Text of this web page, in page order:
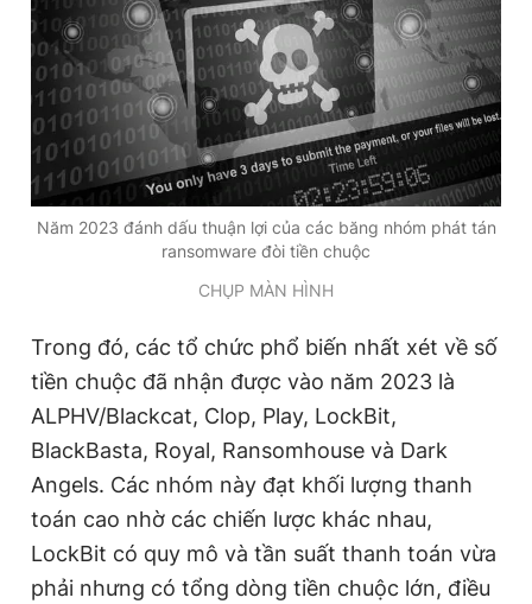
Năm 2023 đánh dấu thuận lợi của các băng nhóm phát tán
ransomware đòi tiền chuộc
CHỤP MÀN HÌNH
Trong đó, các tổ chức phổ biến nhất xét về số
tiền chuộc đã nhận được vào năm 2023 là
ALPHV/Blackcat, Clop, Play, LockBit,
BlackBasta, Royal, Ransomhouse và Dark
Angels. Các nhóm này đạt khối lượng thanh
toán cao nhờ các chiến lược khác nhau,
LockBit có quy mô và tần suất thanh toán vừa
phải nhưng có tổng dòng tiền chuộc lớn, điều